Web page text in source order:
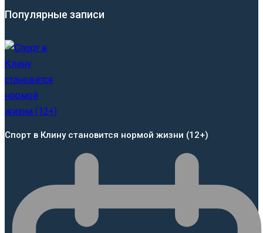
Популярные записи
Спорт в Клину становится нормой жизни (12+)